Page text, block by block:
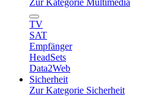
Zur Kategorie Multimedia
TV
SAT
Empfänger
HeadSets
Data2Web
Sicherheit
Zur Kategorie Sicherheit